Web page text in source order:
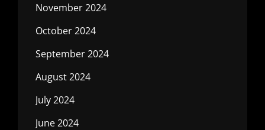
November 2024
October 2024
September 2024
August 2024
July 2024
June 2024